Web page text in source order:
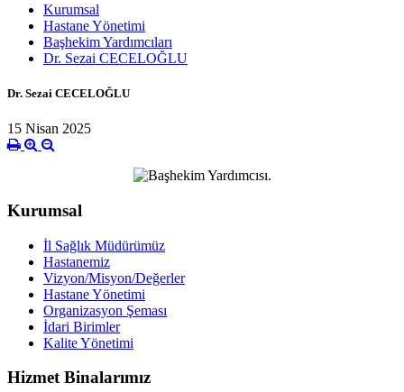
Kurumsal
Hastane Yönetimi
Başhekim Yardımcıları
Dr. Sezai CECELOĞLU
Dr. Sezai CECELOĞLU
15 Nisan 2025
Kurumsal
İl Sağlık Müdürümüz
Hastanemiz
Vizyon/Misyon/Değerler
Hastane Yönetimi
Organizasyon Şeması
İdari Birimler
Kalite Yönetimi
Hizmet Binalarımız